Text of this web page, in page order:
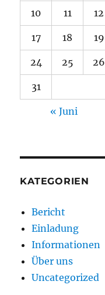
10 11 12
17 18 19
24 25 26
31
« Juni
KATEGORIEN
Bericht
Einladung
Informationen
Über uns
Uncategorized